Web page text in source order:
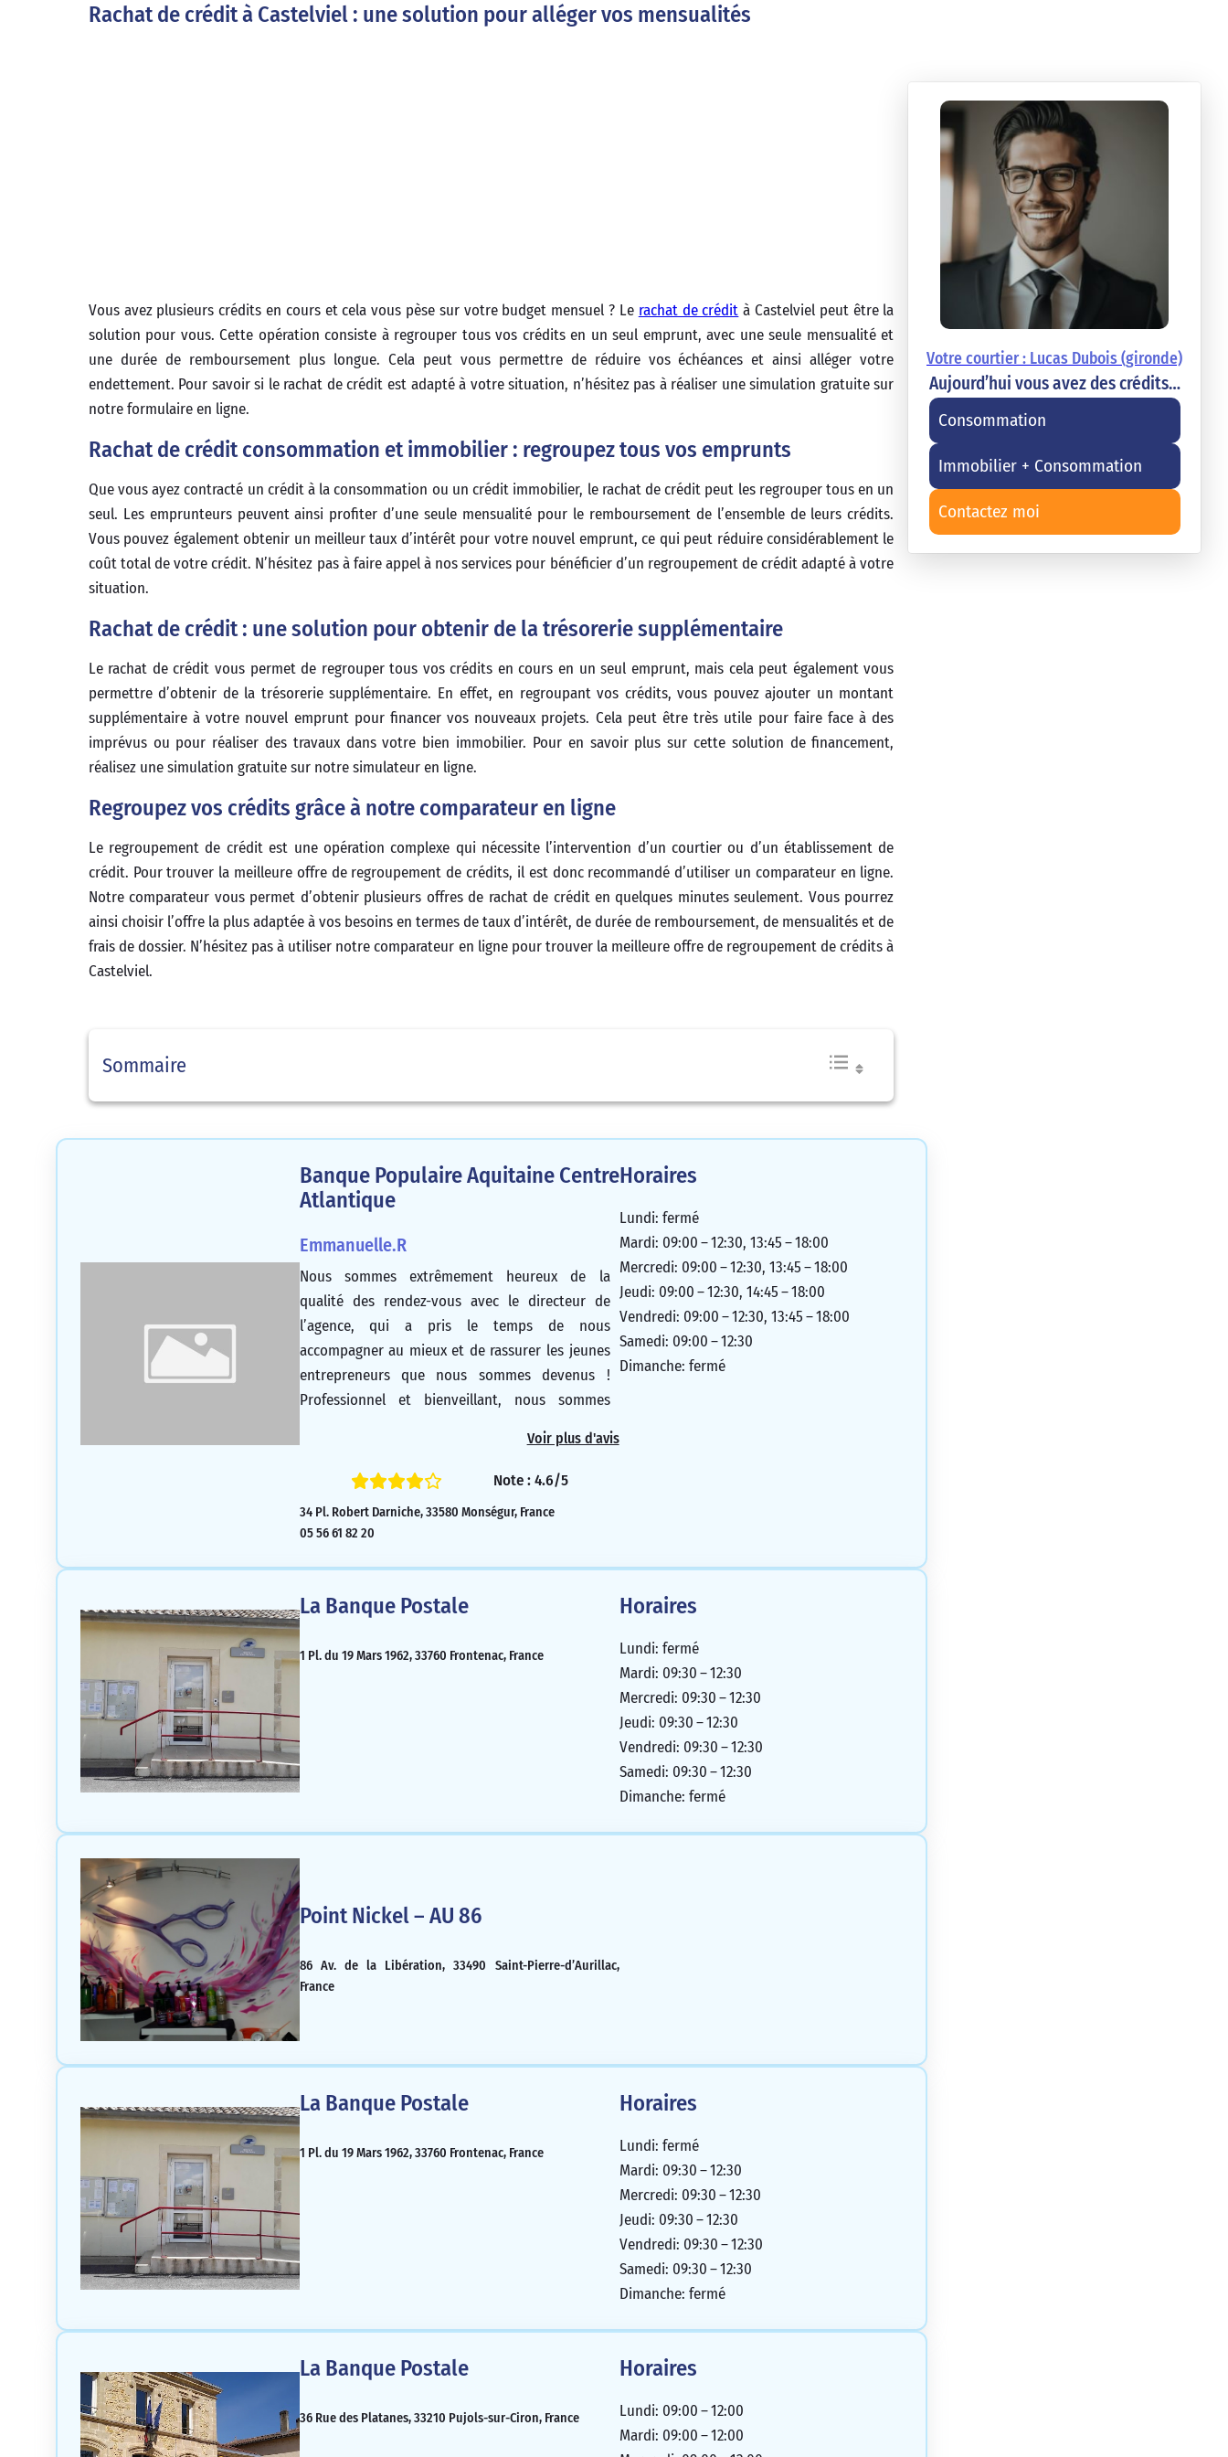
Votre courtier : Lucas Dubois (gironde)
Aujourd’hui vous avez des crédits…
Consommation
Immobilier + Consommation
Contactez moi
Rachat de crédit à Castelviel : une solution pour alléger vos mensualités
Vous avez plusieurs crédits en cours et cela vous pèse sur votre budget mensuel ? Le rachat de crédit à Castelviel peut être la
solution pour vous. Cette opération consiste à regrouper tous vos crédits en un seul emprunt, avec une seule mensualité et
une durée de remboursement plus longue. Cela peut vous permettre de réduire vos échéances et ainsi alléger votre
endettement. Pour savoir si le rachat de crédit est adapté à votre situation, n’hésitez pas à réaliser une simulation gratuite sur
notre formulaire en ligne.
Rachat de crédit consommation et immobilier : regroupez tous vos emprunts
Que vous ayez contracté un crédit à la consommation ou un crédit immobilier, le rachat de crédit peut les regrouper tous en un
seul. Les emprunteurs peuvent ainsi profiter d’une seule mensualité pour le remboursement de l’ensemble de leurs crédits.
Vous pouvez également obtenir un meilleur taux d’intérêt pour votre nouvel emprunt, ce qui peut réduire considérablement le
coût total de votre crédit. N’hésitez pas à faire appel à nos services pour bénéficier d’un regroupement de crédit adapté à votre
situation.
Rachat de crédit : une solution pour obtenir de la trésorerie supplémentaire
Le rachat de crédit vous permet de regrouper tous vos crédits en cours en un seul emprunt, mais cela peut également vous
permettre d’obtenir de la trésorerie supplémentaire. En effet, en regroupant vos crédits, vous pouvez ajouter un montant
supplémentaire à votre nouvel emprunt pour financer vos nouveaux projets. Cela peut être très utile pour faire face à des
imprévus ou pour réaliser des travaux dans votre bien immobilier. Pour en savoir plus sur cette solution de financement,
réalisez une simulation gratuite sur notre simulateur en ligne.
Regroupez vos crédits grâce à notre comparateur en ligne
Le regroupement de crédit est une opération complexe qui nécessite l’intervention d’un courtier ou d’un établissement de
crédit. Pour trouver la meilleure offre de regroupement de crédits, il est donc recommandé d’utiliser un comparateur en ligne.
Notre comparateur vous permet d’obtenir plusieurs offres de rachat de crédit en quelques minutes seulement. Vous pourrez
ainsi choisir l’offre la plus adaptée à vos besoins en termes de taux d’intérêt, de durée de remboursement, de mensualités et de
frais de dossier. N’hésitez pas à utiliser notre comparateur en ligne pour trouver la meilleure offre de regroupement de crédits à
Castelviel.
Sommaire
Banque Populaire Aquitaine Centre
Atlantique
Emmanuelle.R
Nous sommes extrêmement heureux de la
qualité des rendez-vous avec le directeur de
l’agence, qui a pris le temps de nous
accompagner au mieux et de rassurer les jeunes
entrepreneurs que nous sommes devenus !
Professionnel et bienveillant, nous sommes
également été impressionnés par la réactivité et
la gentillesse de la personne à l’accueil.
Voir plus d'avis
Note : 4.6/5
34 Pl. Robert Darniche, 33580 Monségur, France
05 56 61 82 20
Horaires
Lundi: fermé
Mardi: 09:00 – 12:30, 13:45 – 18:00
Mercredi: 09:00 – 12:30, 13:45 – 18:00
Jeudi: 09:00 – 12:30, 14:45 – 18:00
Vendredi: 09:00 – 12:30, 13:45 – 18:00
Samedi: 09:00 – 12:30
Dimanche: fermé
La Banque Postale
1 Pl. du 19 Mars 1962, 33760 Frontenac, France
Horaires
Lundi: fermé
Mardi: 09:30 – 12:30
Mercredi: 09:30 – 12:30
Jeudi: 09:30 – 12:30
Vendredi: 09:30 – 12:30
Samedi: 09:30 – 12:30
Dimanche: fermé
Point Nickel – AU 86
86 Av. de la Libération, 33490 Saint-Pierre-d’Aurillac,
France
La Banque Postale
1 Pl. du 19 Mars 1962, 33760 Frontenac, France
Horaires
Lundi: fermé
Mardi: 09:30 – 12:30
Mercredi: 09:30 – 12:30
Jeudi: 09:30 – 12:30
Vendredi: 09:30 – 12:30
Samedi: 09:30 – 12:30
Dimanche: fermé
La Banque Postale
36 Rue des Platanes, 33210 Pujols-sur-Ciron, France
Horaires
Lundi: 09:00 – 12:00
Mardi: 09:00 – 12:00